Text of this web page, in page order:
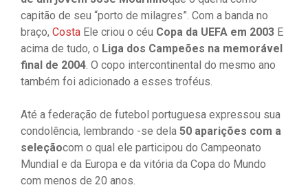
capitão de seu “porto de milagres”. Com a banda no
braço, Costa Ele criou o céu Copa da UEFA em 2003 E
acima de tudo, o Liga dos Campeões na memorável
final de 2004 . O copo intercontinental do mesmo ano
também foi adicionado a esses troféus.
Até a federação de futebol portuguesa expressou sua
condolência, lembrando -se dela 50 aparições com a
seleçãocom o qual ele participou do Campeonato
Mundial e da Europa e da vitória da Copa do Mundo
com menos de 20 anos.